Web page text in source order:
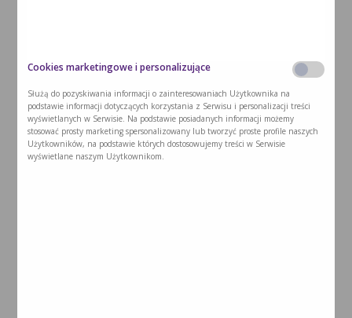
Cookies marketingowe i personalizujące
Służą do pozyskiwania informacji o zainteresowaniach Użytkownika na
podstawie informacji dotyczących korzystania z Serwisu i personalizacji treści
wyświetlanych w Serwisie. Na podstawie posiadanych informacji możemy
stosować prosty marketing spersonalizowany lub tworzyć proste profile naszych
Użytkowników, na podstawie których dostosowujemy treści w Serwisie
wyświetlane naszym Użytkownikom.